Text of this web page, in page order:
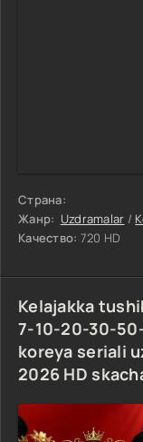
Страна:
Жанр: Uzdramalar /
Качество: 720 HD
Kelajakka
7-10-20-30-
koreya seriali
2026 HD